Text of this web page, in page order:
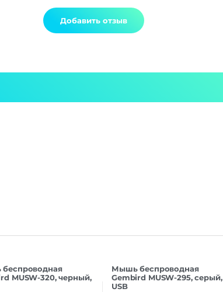
MUSW-320, черный,
Мышь беспроводная
Gembird MUSW-295, серый,
USB